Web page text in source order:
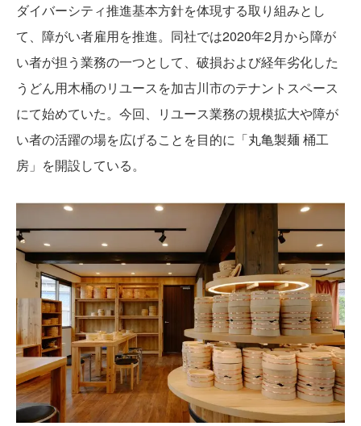
ダイバーシティ推進基本方針を体現する取り組みとし
て、障がい者雇用を推進。同社では2020年2月から障が
い者が担う業務の一つとして、破損および経年劣化した
うどん用木桶のリユースを加古川市のテナントスペース
にて始めていた。今回、リユース業務の規模拡大や障が
い者の活躍の場を広げることを目的に「丸亀製麺 桶工
房」を開設している。